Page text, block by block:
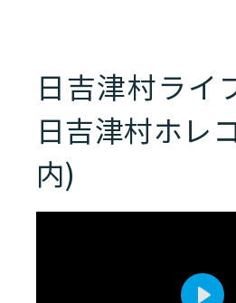
日吉津村ライ
日吉津村ホレ
内)